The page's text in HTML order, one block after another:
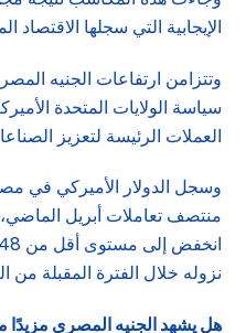
الإيجابية التي سجلها
وتتزامن ارتفاعات الجنيه
سياسة الولايات المتحدة
العملات الرئيسة لتعزيز
منتصف تعاملات أبريل
نزوله خلال الفترة المقبلة من
هل يشهد الجنيه المصري